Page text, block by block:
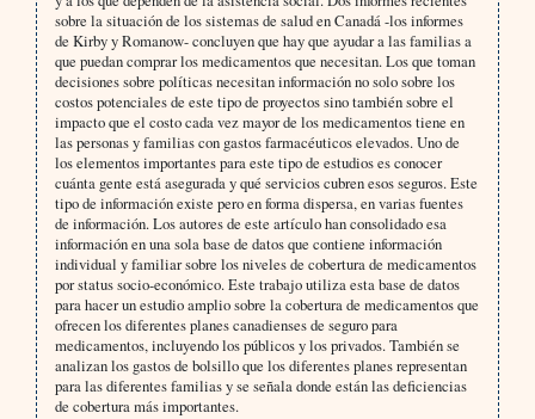
sobre la situación de los sistemas de salud en Canadá -los informes
de Kirby y Romanow- concluyen que hay que ayudar a las familias a
que puedan comprar los medicamentos que necesitan. Los que toman
decisiones sobre políticas necesitan información no solo sobre los
costos potenciales de este tipo de proyectos sino también sobre el
impacto que el costo cada vez mayor de los medicamentos tiene en
las personas y familias con gastos farmacéuticos elevados. Uno de
los elementos importantes para este tipo de estudios es conocer
cuánta gente está asegurada y qué servicios cubren esos seguros. Este
tipo de información existe pero en forma dispersa, en varias fuentes
de información. Los autores de este artículo han consolidado esa
información en una sola base de datos que contiene información
individual y familiar sobre los niveles de cobertura de medicamentos
por status socio-económico. Este trabajo utiliza esta base de datos
para hacer un estudio amplio sobre la cobertura de medicamentos que
ofrecen los diferentes planes canadienses de seguro para
medicamentos, incluyendo los públicos y los privados. También se
analizan los gastos de bolsillo que los diferentes planes representan
para las diferentes familias y se señala donde están las deficiencias
de cobertura más importantes.